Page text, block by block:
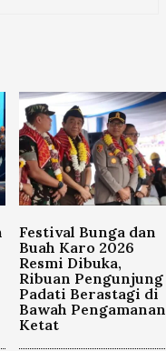
Festival Bunga dan
Buah Karo 2026
Resmi Dibuka,
Ribuan Pengunjung
Padati Berastagi di
Bawah Pengamanan
Ketat